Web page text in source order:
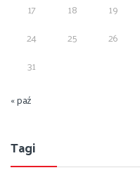
17
18 19
24
25 26
31
« paź
Tagi